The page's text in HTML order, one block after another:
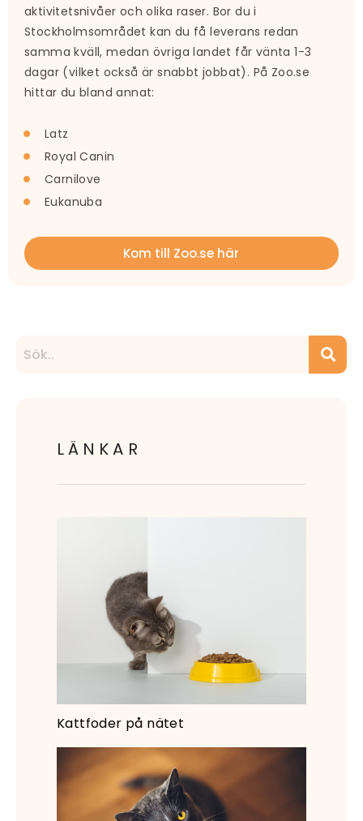
LÄNKAR
Kattfoder på nätet
aktivitetsnivåer och olika raser. Bor du i
Stockholmsområdet kan du få leverans redan
samma kväll, medan övriga landet får vänta 1-3
dagar (vilket också är snabbt jobbat). På Zoo.se
hittar du bland annat:
Latz
Royal Canin
Carnilove
Eukanuba
Kom till Zoo.se här